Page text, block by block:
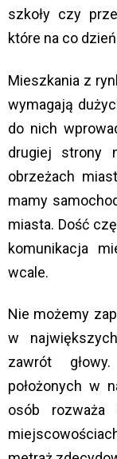
szkoły czy
które na co
Mieszkania z
wymagają
do nich
drugiej strony
obrzeżach
mamy
miasta. Dość
komunikacja
wcale.
Nie możemy
w
zawrót
położonych w
osób rozważa